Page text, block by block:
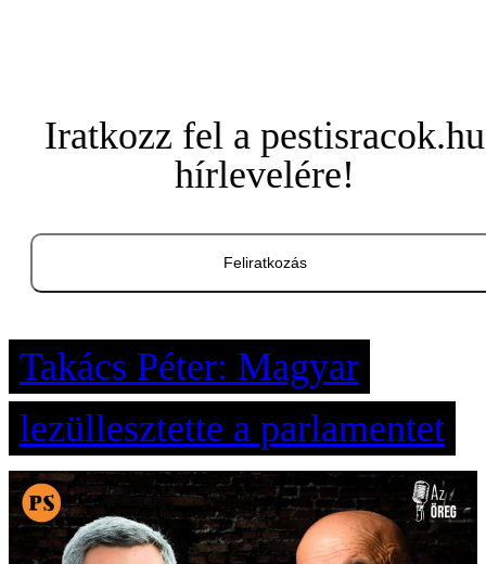
Iratkozz fel a pestisracok.hu
hírlevelére!
Feliratkozás
Takács Péter: Magyar
lezüllesztette a parlamentet